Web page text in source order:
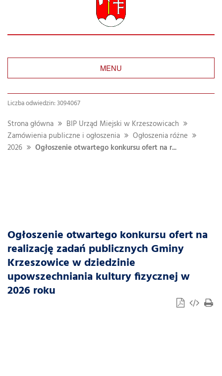
MENU
Liczba odwiedzin: 3094067
Strona główna
BIP Urząd Miejski w Krzeszowicach
Zamówienia publiczne i ogłoszenia
Ogłoszenia różne
2026
Ogłoszenie otwartego konkursu ofert na r...
Ogłoszenie otwartego konkursu ofert na
realizację zadań publicznych Gminy
Krzeszowice w dziedzinie
upowszechniania kultury fizycznej w
2026 roku